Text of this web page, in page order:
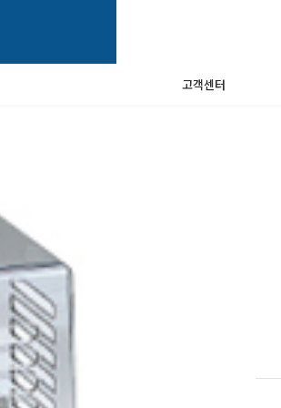
고객센터